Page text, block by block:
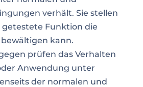
verhält. Sie stellen
getestete Funktion die
kann.
prüfen das Verhalten
Anwendung unter
der normalen und